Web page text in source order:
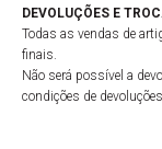
DEVOLUÇÕES E
Todas as vendas de
finais.
Não será possível a
condições de